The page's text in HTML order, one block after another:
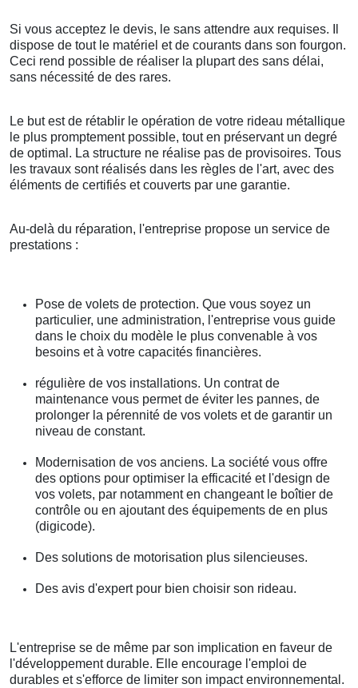
Si vous acceptez le devis, le sans attendre aux requises. Il
dispose de tout le matériel et de courants dans son fourgon.
Ceci rend possible de réaliser la plupart des sans délai,
sans nécessité de des rares.
Le but est de rétablir le opération de votre rideau métallique
le plus promptement possible, tout en préservant un degré
de optimal. La structure ne réalise pas de provisoires. Tous
les travaux sont réalisés dans les règles de l'art, avec des
éléments de certifiés et couverts par une garantie.
Au-delà du réparation, l'entreprise propose un service de
prestations :
Pose de volets de protection. Que vous soyez un
particulier, une administration, l'entreprise vous guide
dans le choix du modèle le plus convenable à vos
besoins et à votre capacités financières.
régulière de vos installations. Un contrat de
maintenance vous permet de éviter les pannes, de
prolonger la pérennité de vos volets et de garantir un
niveau de constant.
Modernisation de vos anciens. La société vous offre
des options pour optimiser la efficacité et l'design de
vos volets, par notamment en changeant le boîtier de
contrôle ou en ajoutant des équipements de en plus
(digicode).
Des solutions de motorisation plus silencieuses.
Des avis d'expert pour bien choisir son rideau.
L'entreprise se de même par son implication en faveur de
l'développement durable. Elle encourage l'emploi de
durables et s'efforce de limiter son impact environnemental.